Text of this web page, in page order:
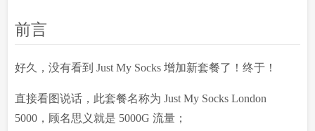
前言
好久，没有看到 Just My Socks 增加新套餐了！终于！
直接看图说话，此套餐名称为 Just My Socks London
5000，顾名思义就是 5000G 流量；